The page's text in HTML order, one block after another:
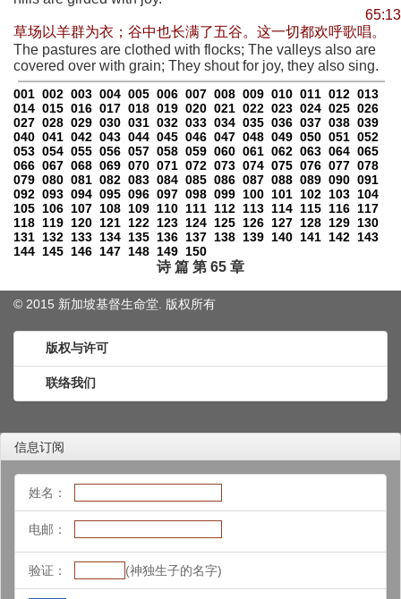
65:13
草场以羊群为衣；谷中也长满了五谷。这一切都欢呼歌唱。
The pastures are clothed with flocks; The valleys also are
covered over with grain; They shout for joy, they also sing.
001 002 003 004 005 006 007 008 009 010 011 012 013
014 015 016 017 018 019 020 021 022 023 024 025 026
027 028 029 030 031 032 033 034 035 036 037 038 039
040 041 042 043 044 045 046 047 048 049 050 051 052
053 054 055 056 057 058 059 060 061 062 063 064 065
066 067 068 069 070 071 072 073 074 075 076 077 078
079 080 081 082 083 084 085 086 087 088 089 090 091
092 093 094 095 096 097 098 099 100 101 102 103 104
105 106 107 108 109 110 111 112 113 114 115 116 117
118 119 120 121 122 123 124 125 126 127 128 129 130
131 132 133 134 135 136 137 138 139 140 141 142 143
144 145 146 147 148 149 150
诗 篇 第 65 章
© 2015 新加坡基督生命堂. 版权所有
版权与许可
联络我们
信息订阅
姓名：
电邮：
验证： (神独生子的名字)